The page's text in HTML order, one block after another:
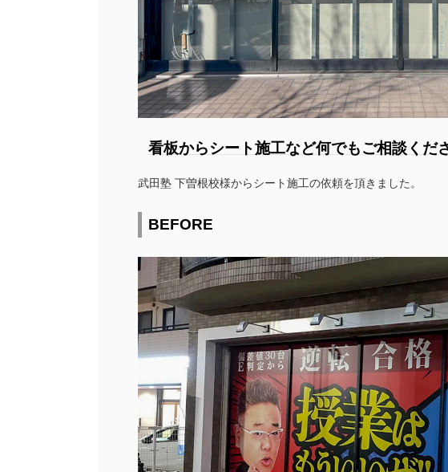
看板からシート施工など何でもご相談くだ
武田塾 下曽根校様からシート施工の依頼を頂きました。
BEFORE